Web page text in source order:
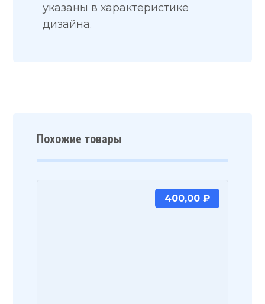
указаны в характеристике
дизайна.
Похожие товары
400,00 ₽